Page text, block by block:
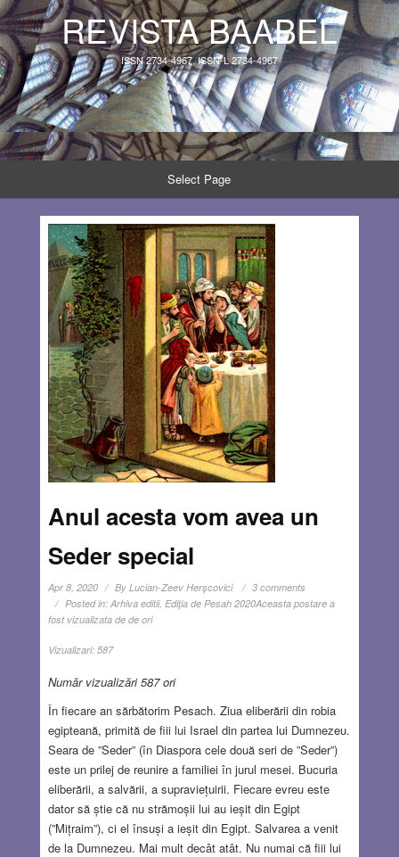
REVISTA BAABEL
ISSN 2734-4967, ISSN-L 2734-4967
Select Page
Anul acesta vom avea un
Seder special
Apr 8, 2020 By Lucian-Zeev Herşcovici
3 comments
Posted in: Arhiva editii, Ediţia de Pesah 2020Aceasta postare a
fost vizualizata de de ori
Vizualizari: 587
Număr vizualizări 587 ori
În fiecare an sărbătorim Pesach. Ziua eliberării din robia
egipteană, primită de fiii lui Israel din partea lui Dumnezeu.
Seara de ”Seder” (în Diaspora cele două seri de ”Seder”)
este un prilej de reunire a familiei în jurul mesei. Bucuria
eliberării, a salvării, a supraviețuirii. Fiecare evreu este
dator să știe că nu strămoșii lui au ieșit din Egipt
(”Mițraim”), ci el însuși a ieșit din Egipt. Salvarea a venit
de la Dumnezeu. Mai mult decât atât. Nu numai că fiii lui